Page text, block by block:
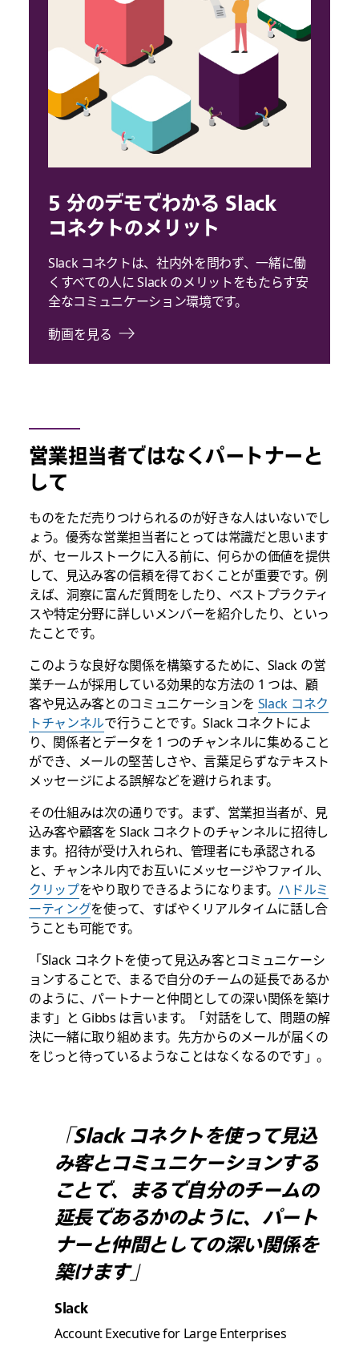
5 分のデモでわかる Slack
コネクトのメリット
Slack コネクトは、社内外を問わず、一緒に働
くすべての人に Slack のメリットをもたらす安
全なコミュニケーション環境です。
動画を見る
営業担当者ではなくパートナーと
して
ものをただ売りつけられるのが好きな人はいないでし
ょう。優秀な営業担当者にとっては常識だと思います
が、セールストークに入る前に、何らかの価値を提供
して、見込み客の信頼を得ておくことが重要です。例
えば、洞察に富んだ質問をしたり、ベストプラクティ
スや特定分野に詳しいメンバーを紹介したり、といっ
たことです。
このような良好な関係を構築するために、Slack の営
業チームが採用している効果的な方法の 1 つは、顧
客や見込み客とのコミュニケーションを Slack コネク
トチャンネルで行うことです。Slack コネクトによ
り、関係者とデータを 1 つのチャンネルに集めること
ができ、メールの堅苦しさや、言葉足らずなテキスト
メッセージによる誤解などを避けられます。
その仕組みは次の通りです。まず、営業担当者が、見
込み客や顧客を Slack コネクトのチャンネルに招待し
ます。招待が受け入れられ、管理者にも承認される
と、チャンネル内でお互いにメッセージやファイル、
クリップをやり取りできるようになります。 ハドルミ
ーティングを使って、すばやくリアルタイムに話し合
うことも可能です。
「Slack コネクトを使って見込み客とコミュニケーシ
ョンすることで、まるで自分のチームの延長であるか
のように、パートナーと仲間としての深い関係を築け
ます」と Gibbs は言います。「対話をして、問題の解
決に一緒に取り組めます。先方からのメールが届くの
をじっと待っているようなことはなくなるのです」。
「Slack コネクトを使って見込
み客とコミュニケーションする
ことで、まるで自分のチームの
延長であるかのように、パート
ナーと仲間としての深い関係を
築けます」
Slack
Account Executive for Large Enterprises